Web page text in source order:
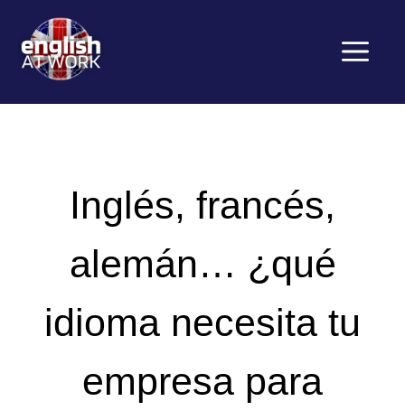
contenido
Menú
Inglés, francés,
alemán… ¿qué
idioma necesita tu
empresa para